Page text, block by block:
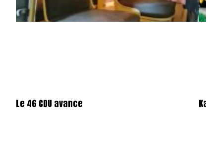
Le 46 CDU avance